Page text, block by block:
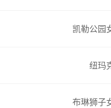
凯勒公园
纽玛
布琳狮子